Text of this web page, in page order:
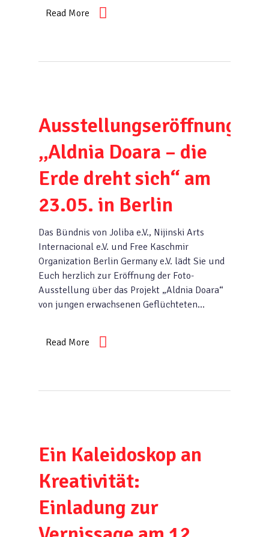
Read More
Ausstellungseröffnung
„Aldnia Doara – die
Erde dreht sich“ am
23.05. in Berlin
Das Bündnis von Joliba e.V., Nijinski Arts
Internacional e.V. und Free Kaschmir
Organization Berlin Germany e.V. lädt Sie und
Euch herzlich zur Eröffnung der Foto-
Ausstellung über das Projekt „Aldnia Doara“
von jungen erwachsenen Geflüchteten…
Read More
Ein Kaleidoskop an
Kreativität:
Einladung zur